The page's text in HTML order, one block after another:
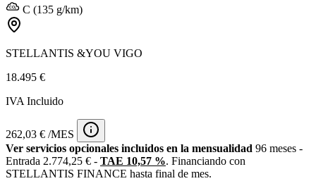
C (135 g/km)
STELLANTIS &YOU VIGO
18.495 €
IVA Incluido
262,03 € /MES
Ver servicios opcionales incluidos en la mensualidad 96 meses -
Entrada 2.774,25 € - TAE 10,57 %. Financiando con
STELLANTIS FINANCE hasta final de mes.